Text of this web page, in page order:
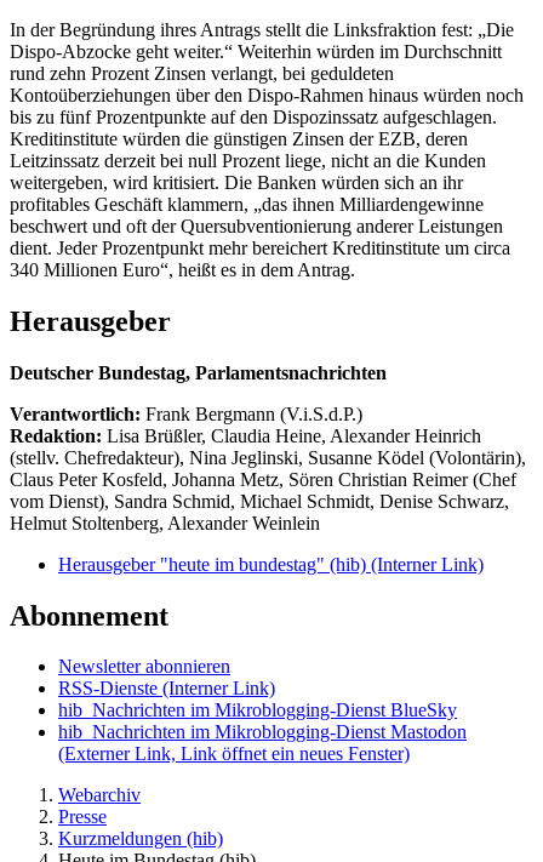
In der Begründung ihres Antrags stellt die Linksfraktion fest: „Die
Dispo-Abzocke geht weiter.“ Weiterhin würden im Durchschnitt
rund zehn Prozent Zinsen verlangt, bei geduldeten
Kontoüberziehungen über den Dispo-Rahmen hinaus würden noch
bis zu fünf Prozentpunkte auf den Dispozinssatz aufgeschlagen.
Kreditinstitute würden die günstigen Zinsen der EZB, deren
Leitzinssatz derzeit bei null Prozent liege, nicht an die Kunden
weitergeben, wird kritisiert. Die Banken würden sich an ihr
profitables Geschäft klammern, „das ihnen Milliardengewinne
beschwert und oft der Quersubventionierung anderer Leistungen
dient. Jeder Prozentpunkt mehr bereichert Kreditinstitute um circa
340 Millionen Euro“, heißt es in dem Antrag.
Herausgeber
Deutscher Bundestag, Parlamentsnachrichten
Verantwortlich: Frank Bergmann (V.i.S.d.P.)
Redaktion: Lisa Brüßler, Claudia Heine, Alexander Heinrich
(stellv. Chefredakteur), Nina Jeglinski, Susanne Ködel (Volontärin),
Claus Peter Kosfeld, Johanna Metz, Sören Christian Reimer (Chef
vom Dienst), Sandra Schmid, Michael Schmidt, Denise Schwarz,
Helmut Stoltenberg, Alexander Weinlein
Herausgeber "heute im bundestag" (hib) (Interner Link)
Abonnement
Newsletter abonnieren
RSS-Dienste (Interner Link)
hib_Nachrichten im Mikroblogging-Dienst BlueSky
hib_Nachrichten im Mikroblogging-Dienst Mastodon
(Externer Link, Link öffnet ein neues Fenster)
Webarchiv
Presse
Kurzmeldungen (hib)